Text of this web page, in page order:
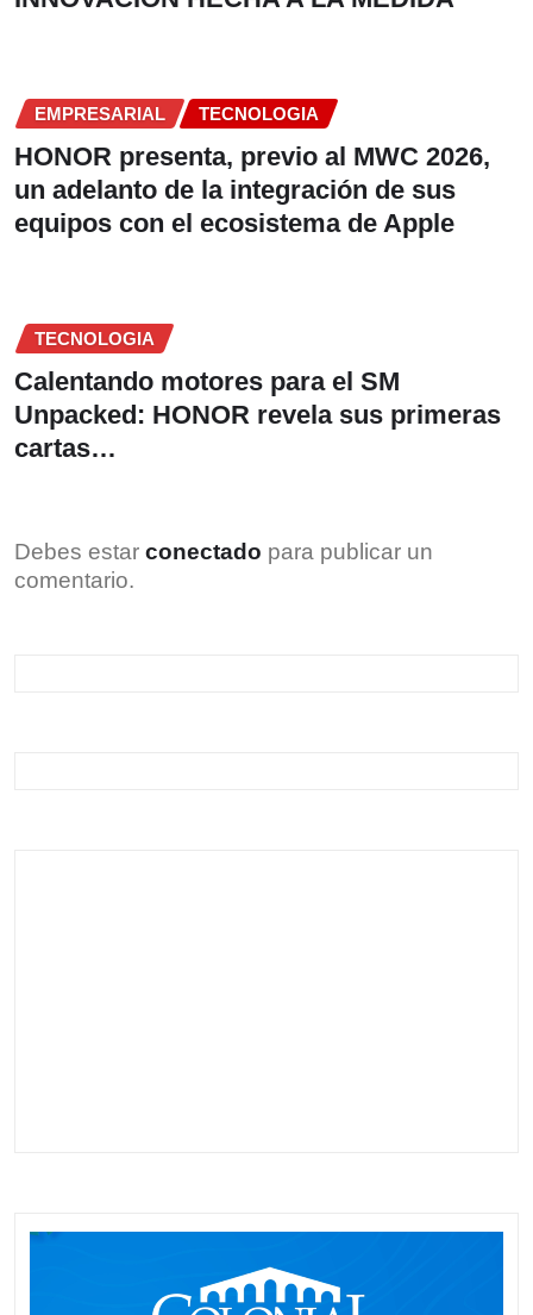
EMPRESARIAL TECNOLOGIA
HONOR presenta, previo al MWC 2026,
un adelanto de la integración de sus
equipos con el ecosistema de Apple
TECNOLOGIA
Calentando motores para el SM
Unpacked: HONOR revela sus primeras
cartas…
Debes estar conectado para publicar un
comentario.